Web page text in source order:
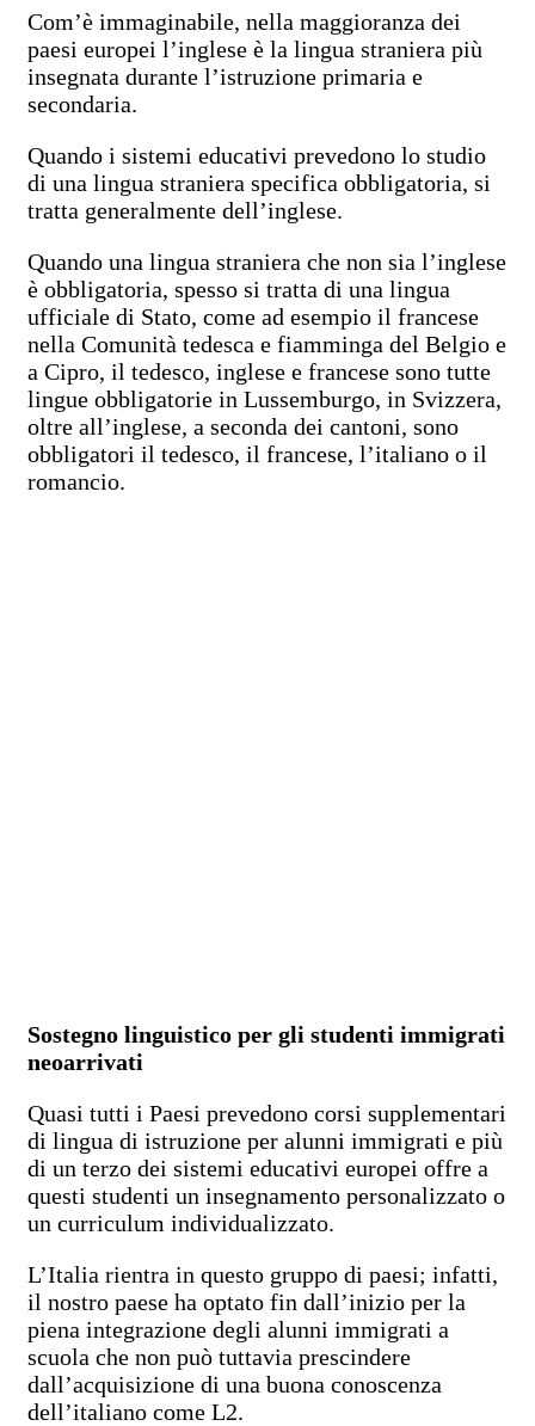
Com’è immaginabile, nella maggioranza dei
paesi europei l’inglese è la lingua straniera più
insegnata durante l’istruzione primaria e
secondaria.
Quando i sistemi educativi prevedono lo studio
di una lingua straniera specifica obbligatoria, si
tratta generalmente dell’inglese.
Quando una lingua straniera che non sia l’inglese
è obbligatoria, spesso si tratta di una lingua
ufficiale di Stato, come ad esempio il francese
nella Comunità tedesca e fiamminga del Belgio e
a Cipro, il tedesco, inglese e francese sono tutte
lingue obbligatorie in Lussemburgo, in Svizzera,
oltre all’inglese, a seconda dei cantoni, sono
obbligatori il tedesco, il francese, l’italiano o il
romancio.
Sostegno linguistico per gli studenti immigrati
neoarrivati
Quasi tutti i Paesi prevedono corsi supplementari
di lingua di istruzione per alunni immigrati e più
di un terzo dei sistemi educativi europei offre a
questi studenti un insegnamento personalizzato o
un curriculum individualizzato.
L’Italia rientra in questo gruppo di paesi; infatti,
il nostro paese ha optato fin dall’inizio per la
piena integrazione degli alunni immigrati a
scuola che non può tuttavia prescindere
dall’acquisizione di una buona conoscenza
dell’italiano come L2.